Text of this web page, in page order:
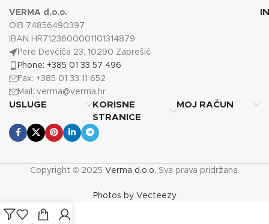
VERMA d.o.o.
OIB 74856490397
IBAN HR7123600001101314879
Pere Devćiča 23, 10290 Zaprešić
Phone: +385 01 33 57 496
Fax: +385 01 33 11 652
Mail: verma@verma.hr
USLUGE
KORISNE
STRANICE
MOJ RAČUN
Copyright © 2025 Verma d.o.o. Sva prava pridržana.
Photos by Vecteezy